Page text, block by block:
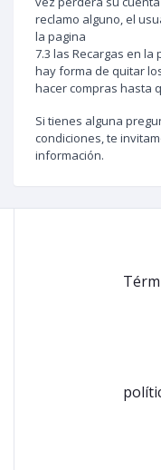
reclamo alguno, el
la pagina
7.3 las Recargas en
hay forma de quitar
hacer compras hasta
Si tienes alguna
condiciones, te
información.